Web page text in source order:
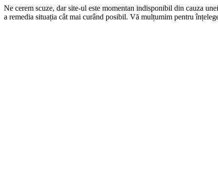
Ne cerem scuze, dar site-ul este momentan indisponibil din cauza
a remedia situația cât mai curând posibil. Vă mulțumim pentru